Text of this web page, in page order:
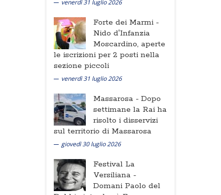
venerdì 31 luglio 2026
Forte dei Marmi -
Nido d'Infanzia
Moscardino, aperte
le iscrizioni per 2 posti nella
sezione piccoli
venerdì 31 luglio 2026
Massarosa - Dopo
settimane la Rai ha
risolto i disservizi
sul territorio di Massarosa
giovedì 30 luglio 2026
Festival La
Versiliana -
Domani Paolo del